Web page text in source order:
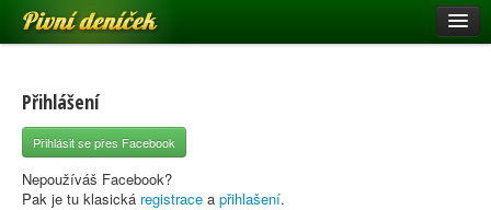
Pivní deníček
Pivní mapa
Pivní značky
Nápověda
Přihlášení
Přihlásit se přes Facebook
Nepoužíváš Facebook?
Pak je tu klasická registrace a přihlašení.